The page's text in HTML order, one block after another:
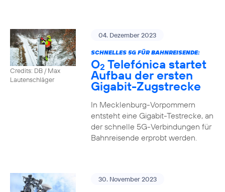
Credits: DB / Max
Lautenschläger
04. Dezember 2023
SCHNELLES 5G FÜR BAHNREISENDE:
O2 Telefónica startet
Aufbau der ersten
Gigabit-Zugstrecke
In Mecklenburg-Vorpommern
entsteht eine Gigabit-Testrecke, an
der schnelle 5G-Verbindungen für
Bahnreisende erprobt werden.
30. November 2023